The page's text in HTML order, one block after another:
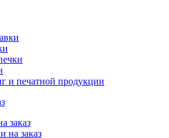
и печатной продукции
заказ
на заказ